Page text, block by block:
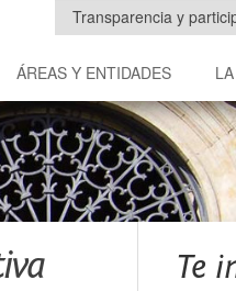
Transparencia y
ÁREAS Y ENTIDADES
Te